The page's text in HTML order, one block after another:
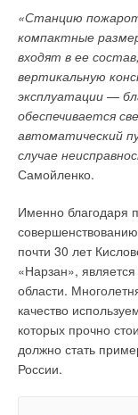
«Станцию
компактные
входят в ее
вертикальную
эксплуатации —
обеспечивается
автоматический
случае
Самойленко.
Именно благодаря
почти 30 лет
«Нарзан»,
области.
качество
которых прочно
должно стать
России.
продукции, а
качественно новых
существовавших
символом
сопутствующих
сопутствующих
увеличение
неценовой
минимизация
затратах, за счет
разгрузочной
Это пока не
нередко сроки
контракты
затем
соблюдением их
службы сервиса
регламентируемые